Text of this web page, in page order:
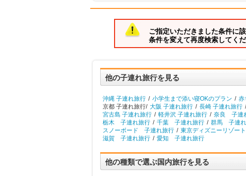
ご指定いただきました条件に
条件を変えて再度検索してくだ
他の子連れ旅行を見る
沖縄 子連れ旅行 / 小学生まで添い寝OKのプラン / 赤
京都 子連れ旅行/ 大阪 子連れ旅行 / 長崎 子連れ旅行 /
宮古島 子連れ旅行 / 軽井沢 子連れ旅行 / 奈良 子連
栃木 子連れ旅行 / 千葉 子連れ旅行 / 群馬 子連
スノーボード 子連れ旅行 / 東京ディズニーリゾー
滋賀 子連れ旅行 / 愛知 子連れ旅行
他の種類で選ぶ国内旅行を見る